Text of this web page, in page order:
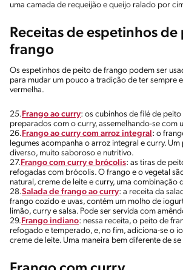
uma camada de requeijão e queijo ralado por
Receitas de espetinhos
frango
Os espetinhos de peito de frango podem ser
para mudar um pouco a tradição de ter sempre
vermelha.
25. Frango ao curry: os cubinhos de filé de
preparados com o curry, assemelhando-se com
26. Frango ao curry com arroz integral : o
legumes acompanha o arroz integral e curry.
diverso, muito saboroso e nutritivo.
27. Frango com curry e brócolis: as tiras de
refogadas com brócolis. O frango e o vegetal
natural, creme de leite e curry, uma combinação
28.Salada de frango ao curry: a receita da
frango cozido e uvas, contém um molho de
limão, curry e salsa. Pode ser servida com
29. Frango indiano: nessa receita, o peito de
refogado e temperado, e, no fim, adiciona-se o
creme de leite. Uma maneira bem diferente de